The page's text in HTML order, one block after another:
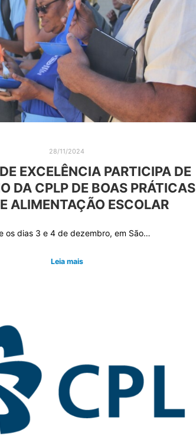
28/11/2024
EXCELÊNCIA PARTICIPA DE
DA CPLP DE BOAS PRÁTICAS
ALIMENTAÇÃO ESCOLAR
os dias 3 e 4 de dezembro, em São…
Leia mais